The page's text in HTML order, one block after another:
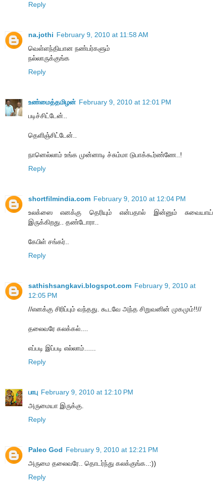
Reply
na.jothi February 9, 2010 at 11:58 AM
வெள்ளந்தியான நண்பர்களும்
நல்லாருக்குங்க
Reply
உண்மைத்தமிழன் February 9, 2010 at 12:01 PM
படிச்சிட்டேன்..
தெளிஞ்சிட்டேன்..
நானெல்லாம் உங்க முன்னாடி ச்சும்மா டுபாக்கூர்ண்ணே..!
Reply
shortfilmindia.com February 9, 2010 at 12:04 PM
உலக்ஸை எனக்கு தெரியும் என்பதால் இன்னும் சுவையாய்
இருக்கிறது.. தண்டோரா..
கேபிள் சங்கர்..
Reply
sathishsangkavi.blogspot.com February 9, 2010 at
12:05 PM
//எனக்கு சிரிப்பும் வந்தது. கூடவே அந்த சிறுவனின் முகமும்!!//
தலைவரே கலக்கல்....
எப்படி இப்படி எல்லாம்......
Reply
பாபு February 9, 2010 at 12:10 PM
அருமையா இருக்கு.
Reply
Paleo God February 9, 2010 at 12:21 PM
அருமை தலைவரே.. தொடர்ந்து கலக்குங்க..:))
Reply